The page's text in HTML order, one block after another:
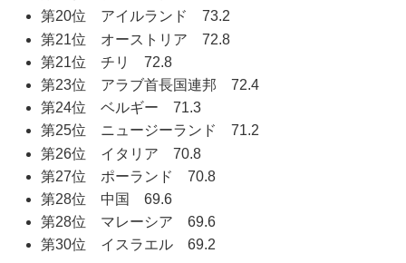
第20位 アイルランド 73.2
第21位 オーストリア 72.8
第21位 チリ 72.8
第23位 アラブ首長国連邦 72.4
第24位 ベルギー 71.3
第25位 ニュージーランド 71.2
第26位 イタリア 70.8
第27位 ポーランド 70.8
第28位 中国 69.6
第28位 マレーシア 69.6
第30位 イスラエル 69.2